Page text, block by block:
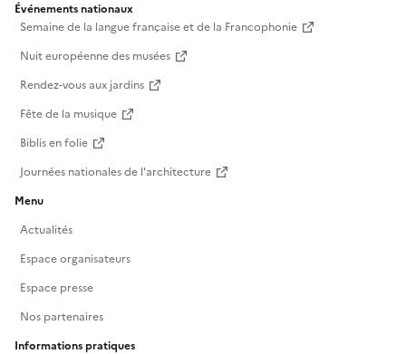
Événements nationaux
Semaine de la langue française et de la Francophonie
Nuit européenne des musées
Rendez-vous aux jardins
Fête de la musique
Biblis en folie
Journées nationales de l'architecture
Menu
Actualités
Espace organisateurs
Espace presse
Nos partenaires
Informations pratiques